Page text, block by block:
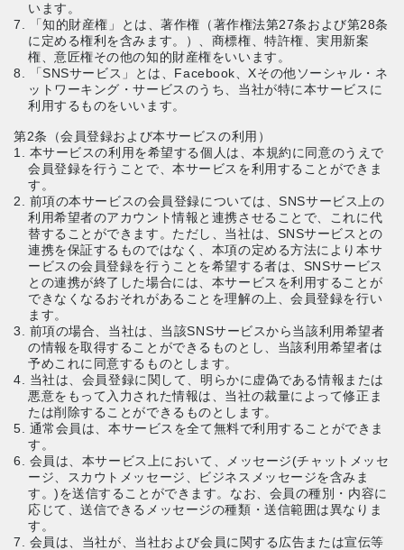
います。
7. 「知的財産権」とは、著作権（著作権法第27条および第28条
に定める権利を含みます。）、商標権、特許権、実用新案
権、意匠権その他の知的財産権をいいます。
8. 「SNSサービス」とは、Facebook、Xその他ソーシャル・ネ
ットワーキング・サービスのうち、当社が特に本サービスに
利用するものをいいます。
第2条（会員登録および本サービスの利用）
1. 本サービスの利用を希望する個人は、本規約に同意のうえで
会員登録を行うことで、本サービスを利用することができま
す。
2. 前項の本サービスの会員登録については、SNSサービス上の
利用希望者のアカウント情報と連携させることで、これに代
替することができます。ただし、当社は、SNSサービスとの
連携を保証するものではなく、本項の定める方法により本サ
ービスの会員登録を行うことを希望する者は、SNSサービス
との連携が終了した場合には、本サービスを利用することが
できなくなるおそれがあることを理解の上、会員登録を行い
ます。
3. 前項の場合、当社は、当該SNSサービスから当該利用希望者
の情報を取得することができるものとし、当該利用希望者は
予めこれに同意するものとします。
4. 当社は、会員登録に関して、明らかに虚偽である情報または
悪意をもって入力された情報は、当社の裁量によって修正ま
たは削除することができるものとします。
5. 通常会員は、本サービスを全て無料で利用することができま
す。
6. 会員は、本サービス上において、メッセージ(チャットメッセ
ージ、スカウトメッセージ、ビジネスメッセージを含みま
す。)を送信することができます。なお、会員の種別・内容に
応じて、送信できるメッセージの種類・送信範囲は異なりま
す。
7. 会員は、当社が、当社および会員に関する広告または宣伝等